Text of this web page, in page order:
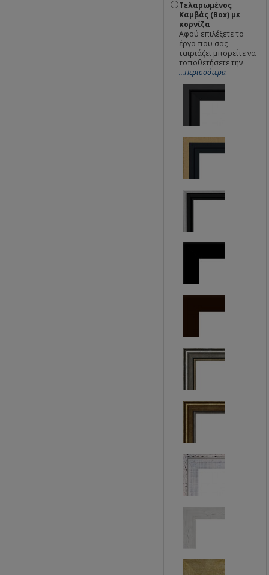
Τελαρωμένος
Καμβάς (Box) με
κορνίζα
Αφού επιλέξετε το
έργο που σας
ταιριάζει μπορείτε να
τοποθετήσετε την
...Περισσότερα